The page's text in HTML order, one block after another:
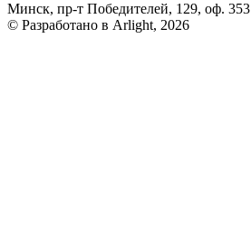
Минск, пр-т Победителей, 129, оф. 353
© Разработано в Arlight, 2026